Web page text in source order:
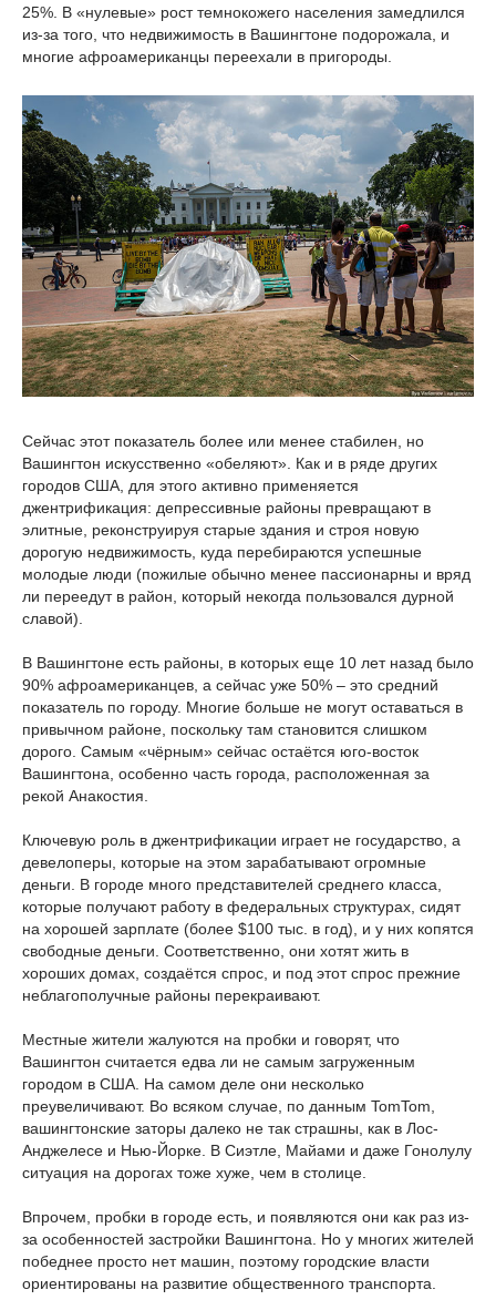
25%. В «нулевые» рост темнокожего населения замедлился
из-за того, что недвижимость в Вашингтоне подорожала, и
многие афроамериканцы переехали в пригороды.
Сейчас этот показатель более или менее стабилен, но
Вашингтон искусственно «обеляют». Как и в ряде других
городов США, для этого активно применяется
джентрификация: депрессивные районы превращают в
элитные, реконструируя старые здания и строя новую
дорогую недвижимость, куда перебираются успешные
молодые люди (пожилые обычно менее пассионарны и вряд
ли переедут в район, который некогда пользовался дурной
славой).
В Вашингтоне есть районы, в которых еще 10 лет назад было
90% афроамериканцев, а сейчас уже 50% – это средний
показатель по городу. Многие больше не могут оставаться в
привычном районе, поскольку там становится слишком
дорого. Самым «чёрным» сейчас остаётся юго-восток
Вашингтона, особенно часть города, расположенная за
рекой Анакостия.
Ключевую роль в джентрификации играет не государство, а
девелоперы, которые на этом зарабатывают огромные
деньги. В городе много представителей среднего класса,
которые получают работу в федеральных структурах, сидят
на хорошей зарплате (более $100 тыс. в год), и у них копятся
свободные деньги. Соответственно, они хотят жить в
хороших домах, создаётся спрос, и под этот спрос прежние
неблагополучные районы перекраивают.
Местные жители жалуются на пробки и говорят, что
Вашингтон считается едва ли не самым загруженным
городом в США. На самом деле они несколько
преувеличивают. Во всяком случае, по данным TomTom,
вашингтонские заторы далеко не так страшны, как в Лос-
Анджелесе и Нью-Йорке. В Сиэтле, Майами и даже Гонолулу
ситуация на дорогах тоже хуже, чем в столице.
Впрочем, пробки в городе есть, и появляются они как раз из-
за особенностей застройки Вашингтона. Но у многих жителей
победнее просто нет машин, поэтому городские власти
ориентированы на развитие общественного транспорта.